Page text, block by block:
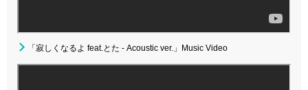
「寂しくなるよ feat.とた - Acoustic ver.」Music Video